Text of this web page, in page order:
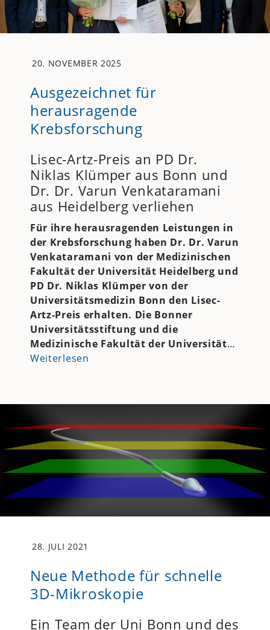
20. NOVEMBER 2025
Ausgezeichnet für
herausragende
Krebsforschung
Lisec-Artz-Preis an PD Dr.
Niklas Klümper aus Bonn und
Dr. Dr. Varun Venkataramani
aus Heidelberg verliehen
Für ihre herausragenden Leistungen in
der Krebsforschung haben Dr. Dr. Varun
Venkataramani von der Medizinischen
Fakultät der Universität Heidelberg und
PD Dr. Niklas Klümper von der
Universitätsmedizin Bonn den Lisec-
Artz-Preis erhalten. Die Bonner
Universitätsstiftung und die
Medizinische Fakultät der Universität…
Weiterlesen
28. JULI 2021
Neue Methode für schnelle
3D-Mikroskopie
Ein Team der Uni Bonn und des